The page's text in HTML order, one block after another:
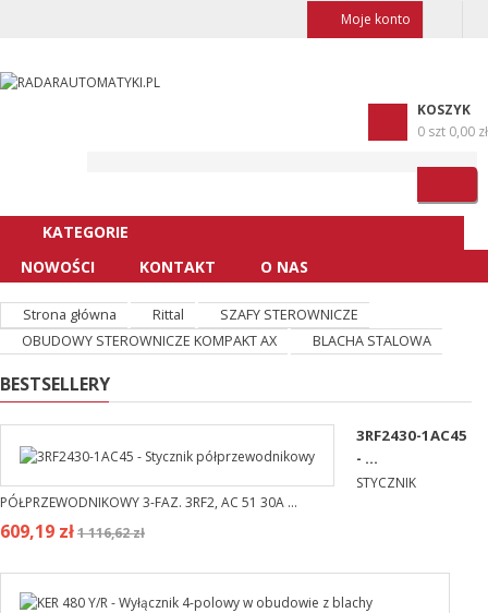
Moje konto
KOSZYK
0 szt 0,00 zł
KATEGORIE
NOWOŚCI
KONTAKT O NAS
Strona główna Rittal
SZAFY STEROWNICZE
OBUDOWY STEROWNICZE KOMPAKT AX
BLACHA STALOWA
BESTSELLERY
3RF2430-1AC45
- ...
STYCZNIK
PÓŁPRZEWODNIKOWY 3-FAZ. 3RF2, AC 51 30A ...
609,19 zł1 116,62 zł